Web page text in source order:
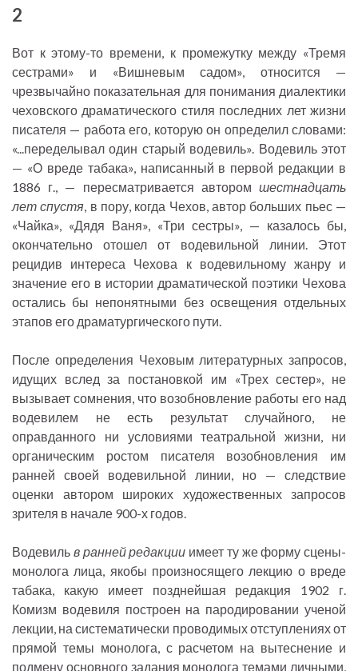
2
Вот к этому-то времени, к промежутку между «Тремя
сестрами» и «Вишневым садом», относится —
чрезвычайно показательная для понимания диалектики
чеховского драматического стиля последних лет жизни
писателя — работа его, которую он определил словами:
«...переделывал один старый водевиль». Водевиль этот
— «О вреде табака», написанный в первой редакции в
1886 г., — пересматривается автором шестнадцать
лет спустя , в пору, когда Чехов, автор больших пьес —
«Чайка», «Дядя Ваня», «Три сестры», — казалось бы,
окончательно отошел от водевильной линии. Этот
рецидив интереса Чехова к водевильному жанру и
значение его в истории драматической поэтики Чехова
остались бы непонятными без освещения отдельных
этапов его драматургического пути.
После определения Чеховым литературных запросов,
идущих вслед за постановкой им «Трех сестер», не
вызывает сомнения, что возобновление работы его над
водевилем не есть результат случайного, не
оправданного ни условиями театральной жизни, ни
органическим ростом писателя возобновления им
ранней своей водевильной линии, но — следствие
оценки автором широких художественных запросов
зрителя в начале 900-х годов.
Водевиль в ранней редакции имеет ту же форму сцены-
монолога лица, якобы произносящего лекцию о вреде
табака, какую имеет позднейшая редакция 1902 г.
Комизм водевиля построен на пародировании ученой
лекции, на систематически проводимых отступлениях от
прямой темы монолога, с расчетом на вытеснение и
подмену основного задания монолога темами личными,